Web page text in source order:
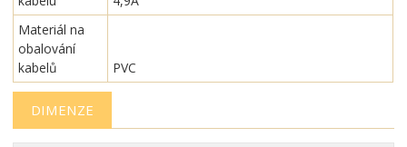
Materiál na
obalování
kabelů
PVC
DIMENZE